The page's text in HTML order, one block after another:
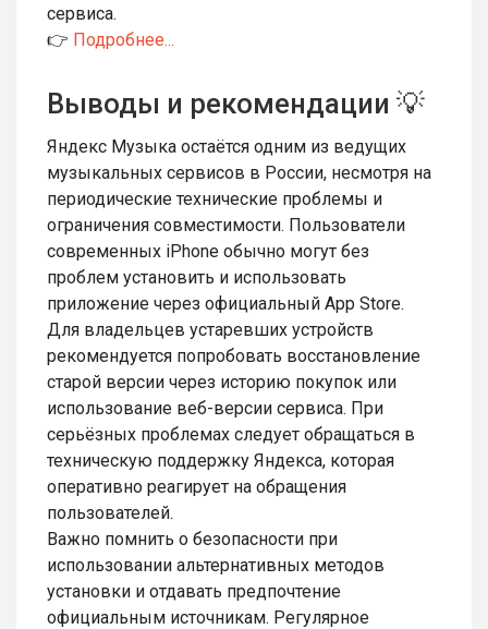
сервиса.
👉 Подробнее...
Выводы и рекомендации 💡
Яндекс Музыка остаётся одним из ведущих
музыкальных сервисов в России, несмотря на
периодические технические проблемы и
ограничения совместимости. Пользователи
современных iPhone обычно могут без
проблем установить и использовать
приложение через официальный App Store.
Для владельцев устаревших устройств
рекомендуется попробовать восстановление
старой версии через историю покупок или
использование веб-версии сервиса. При
серьёзных проблемах следует обращаться в
техническую поддержку Яндекса, которая
оперативно реагирует на обращения
пользователей.
Важно помнить о безопасности при
использовании альтернативных методов
установки и отдавать предпочтение
официальным источникам. Регулярное